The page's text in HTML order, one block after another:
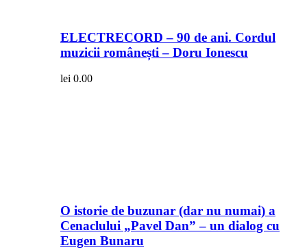
ELECTRECORD – 90 de ani. Cordul
muzicii românești – Doru Ionescu
lei 0.00
O istorie de buzunar (dar nu numai) a
Cenaclului „Pavel Dan” – un dialog cu
Eugen Bunaru